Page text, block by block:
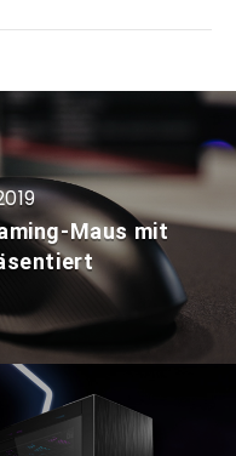
Maus mit